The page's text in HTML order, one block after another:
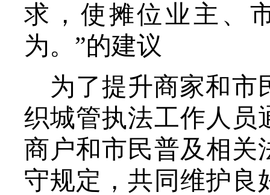
求，使摊位业主、
为。”的建议
为了提升商家和市
织城管执法工作人员
商户和市民普及相关
守规定，共同维护良